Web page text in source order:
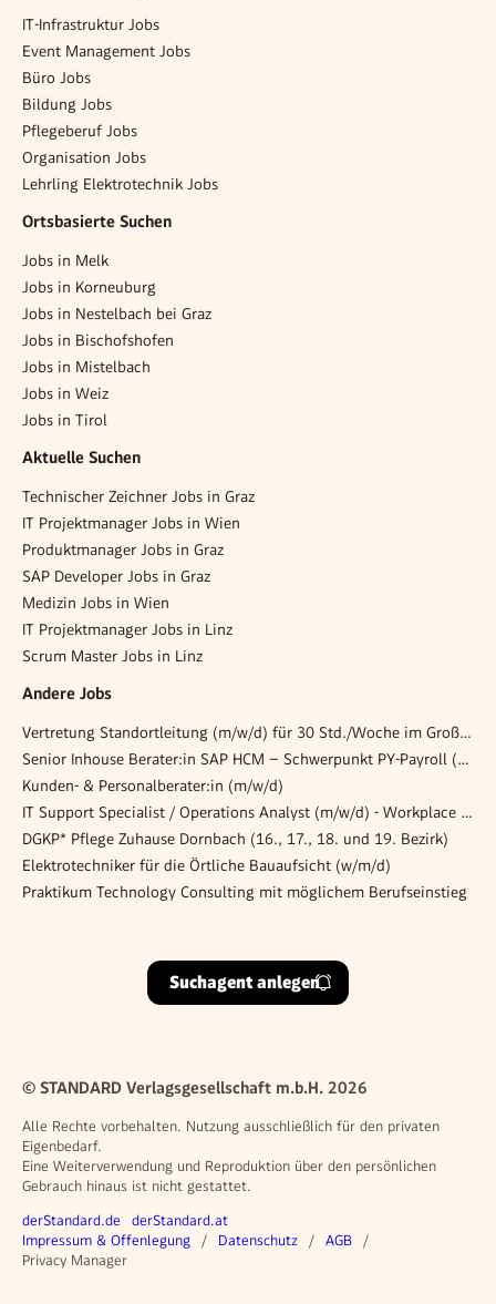
IT-Infrastruktur Jobs
Event Management Jobs
Büro Jobs
Bildung Jobs
Pflegeberuf Jobs
Organisation Jobs
Lehrling Elektrotechnik Jobs
Ortsbasierte Suchen
Jobs in Melk
Jobs in Korneuburg
Jobs in Nestelbach bei Graz
Jobs in Bischofshofen
Jobs in Mistelbach
Jobs in Weiz
Jobs in Tirol
Aktuelle Suchen
Technischer Zeichner Jobs in Graz
IT Projektmanager Jobs in Wien
Produktmanager Jobs in Graz
SAP Developer Jobs in Graz
Medizin Jobs in Wien
IT Projektmanager Jobs in Linz
Scrum Master Jobs in Linz
Andere Jobs
Vertretung Standortleitung (m/w/d) für 30 Std./Woche im Großraum Graz
Senior Inhouse Berater:in SAP HCM – Schwerpunkt PY-Payroll (w/m/d)
Kunden- & Personalberater:in (m/w/d)
IT Support Specialist / Operations Analyst (m/w/d) - Workplace Infrastructure
DGKP* Pflege Zuhause Dornbach (16., 17., 18. und 19. Bezirk)
Elektrotechniker für die Örtliche Bauaufsicht (w/m/d)
Praktikum Technology Consulting mit möglichem Berufseinstieg
Suchagent anlegen
© STANDARD Verlagsgesellschaft m.b.H. 2026
Alle Rechte vorbehalten. Nutzung ausschließlich für den privaten
Eigenbedarf.
Eine Weiterverwendung und Reproduktion über den persönlichen
Gebrauch hinaus ist nicht gestattet.
Weitere Angebote
derStandard.de derStandard.at
Rechtliches
Impressum & Offenlegung Datenschutz
AGB
Privacy Manager